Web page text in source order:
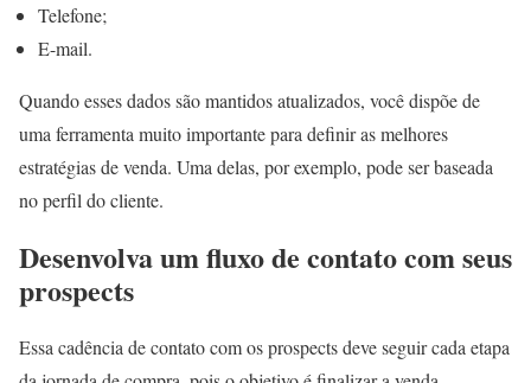
Telefone;
E-mail.
Quando esses dados são mantidos atualizados, você dispõe de
uma ferramenta muito importante para definir as melhores
estratégias de venda. Uma delas, por exemplo, pode ser baseada
no perfil do cliente.
Desenvolva um fluxo de contato com seus
prospects
Essa cadência de contato com os prospects deve seguir cada etapa